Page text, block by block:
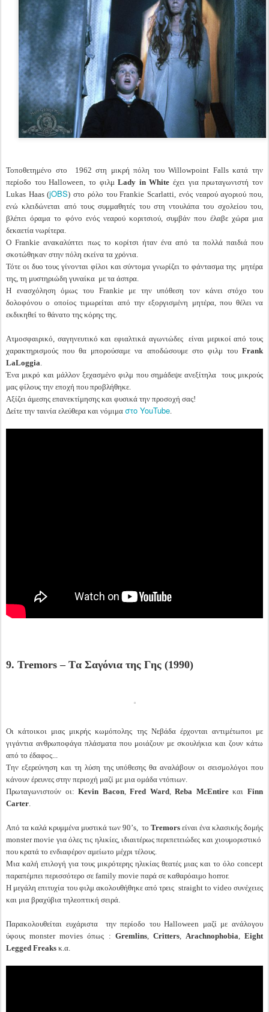
Τοποθετημένο στο 1962 στη μικρή πόλη του Willowpoint Falls κατά την
περίοδο του Halloween, το φιλμLady in White έχει για πρωταγωνιστή τον
Lukas Haas (jOBS) στο ρόλο του Frankie Scarlatti, ενός νεαρού αγοριού που,
ενώ κλειδώνεται από τους συμμαθητές του στη ντουλάπα του σχολείου του,
βλέπει όραμα το φόνο ενός νεαρού κοριτσιού, συμβάν που έλαβε χώρα μια
δεκαετία νωρίτερα.
Ο Frankie ανακαλύπτει πως το κορίτσι ήταν ένα από τα πολλά παιδιά που
σκοτώθηκαν στην πόλη εκείνα τα χρόνια.
Τότε οι δυο τους γίνονται φίλοι και σύντομα γνωρίζει το φάντασμα της μητέρα
της, τη μυστηριώδη γυναίκα με τα άσπρα.
Η ενασχόληση όμως του Frankie με την υπόθεση τον κάνει στόχο του
δολοφόνου ο οποίος τιμωρείται από την εξοργισμένη μητέρα, που θέλει να
εκδικηθεί το θάνατο της κόρης της.
Ατμοσφαιρικό, σαγηνευτικό και εφιαλτικά αγωνιώδες είναι μερικοί από τους
χαρακτηρισμούς που θα μπορούσαμε να αποδώσουμε στο φιλμ του Frank
LaLoggia.
Ένα μικρό και μάλλον ξεχασμένο φιλμ που σημάδεψε ανεξίτηλα τους μικρούς
μας φίλους την εποχή που προβλήθηκε.
Αξίζει άμεσης επανεκτίμησης και φυσικά την προσοχή σας!
Δείτε την ταινία ελεύθερα και νόμιμα στο YouTube.
9. Tremors – Tα Σαγόνια της Γης (1990)
Οι κάτοικοι μιας μικρής κωμόπολης της Νεβάδα έρχονται αντιμέτωποι με
γιγάντια ανθρωποφάγα πλάσματα που μοιάζουν με σκουλήκια και ζουν κάτω
από το έδαφος...
Την εξερεύνηση και τη λύση της υπόθεσης θα αναλάβουν οι σεισμολόγοι που
κάνουν έρευνες στην περιοχή μαζί με μια ομάδα ντόπιων.
Πρωταγωνιστούν οι:Kevin Bacon,Fred Ward,Reba McEntireκαιFinn
Carter.
Από τα καλά κρυμμένα μυστικά των 90’s, το Tremors είναι ένα κλασικής δομής
monster movie για όλες τις ηλικίες, ιδιαιτέρως περιπετειώδες και χιουμοριστικό
που κρατά το ενδιαφέρον αμείωτο μέχρι τέλους.
Μια καλή επιλογή για τους μικρότερης ηλικίας θεατές μιας και το όλο concept
παραπέμπει περισσότερο σε family movie παρά σε καθαρόαιμο horror.
Η μεγάλη επιτυχία του φιλμ ακολουθήθηκε από τρεις straight to video συνέχειες
και μια βραχύβια τηλεοπτική σειρά.
Παρακολουθείται ευχάριστα την περίοδο του Halloween μαζί με ανάλογου
ύφους monster movies όπως : Gremlins, Critters, Arachnophobia, Eight
Legged Freaks κ.α.